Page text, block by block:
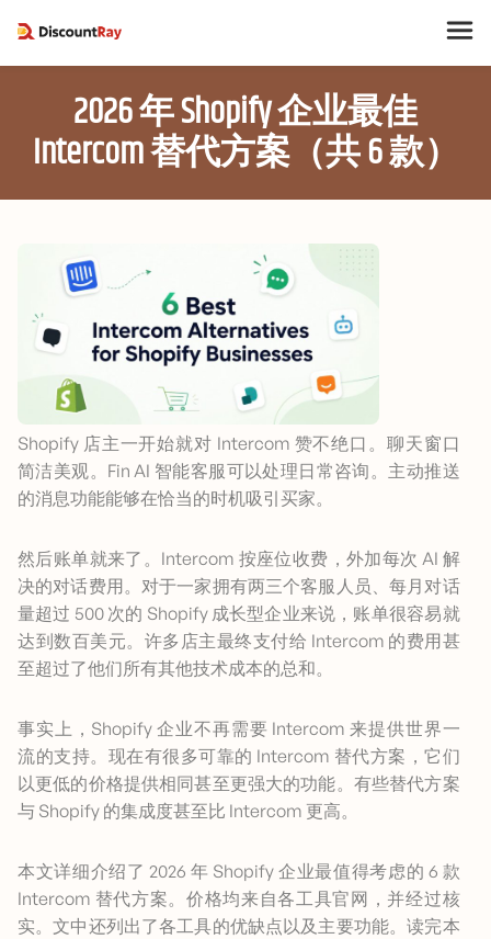
2026 年 Shopify 企业最佳
Intercom 替代方案（共 6 款）
Shopify 店主一开始就对 Intercom 赞不绝口。聊天窗口
简洁美观。Fin AI 智能客服可以处理日常咨询。主动推送
的消息功能能够在恰当的时机吸引买家。
然后账单就来了。Intercom 按座位收费，外加每次 AI 解
决的对话费用。对于一家拥有两三个客服人员、每月对话
量超过 500 次的 Shopify 成长型企业来说，账单很容易就
达到数百美元。许多店主最终支付给 Intercom 的费用甚
至超过了他们所有其他技术成本的总和。
事实上，Shopify 企业不再需要 Intercom 来提供世界一
流的支持。现在有很多可靠的 Intercom 替代方案，它们
以更低的价格提供相同甚至更强大的功能。有些替代方案
与 Shopify 的集成度甚至比 Intercom 更高。
本文详细介绍了 2026 年 Shopify 企业最值得考虑的 6 款
Intercom 替代方案。价格均来自各工具官网，并经过核
实。文中还列出了各工具的优缺点以及主要功能。读完本